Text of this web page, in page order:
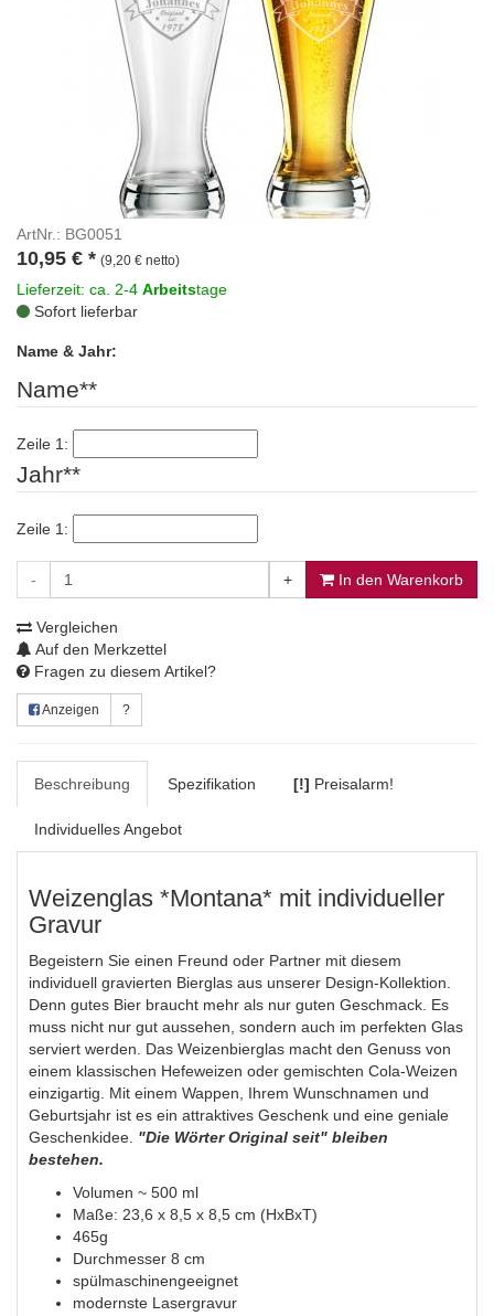
ArtNr.: BG0051
10,95 € * (9,20 € netto)
Lieferzeit: ca. 2-4 Arbeitstage
Sofort lieferbar
Name & Jahr:
Name**
Zeile 1:
Jahr**
Zeile 1:
- + In den Warenkorb
Vergleichen
Auf den Merkzettel
Fragen zu diesem Artikel?
Anzeigen ?
Beschreibung Spezifikation [!] Preisalarm!
Individuelles Angebot
Weizenglas *Montana* mit individueller
Gravur
Begeistern Sie einen Freund oder Partner mit diesem
individuell gravierten Bierglas aus unserer Design-Kollektion.
Denn gutes Bier braucht mehr als nur guten Geschmack. Es
muss nicht nur gut aussehen, sondern auch im perfekten Glas
serviert werden. Das Weizenbierglas macht den Genuss von
einem klassischen Hefeweizen oder gemischten Cola-Weizen
einzigartig. Mit einem Wappen, Ihrem Wunschnamen und
Geburtsjahr ist es ein attraktives Geschenk und eine geniale
Geschenkidee. "Die Wörter Original seit" bleiben
bestehen.
Volumen ~ 500 ml
Maße: 23,6 x 8,5 x 8,5 cm (HxBxT)
465g
Durchmesser 8 cm
spülmaschinengeeignet
modernste Lasergravur